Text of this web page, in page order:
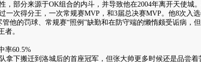
部分来源于OK组合的内斗，并导致他在2004年离开天使城
一次得分王，一次常规赛MVP，和3届总决赛MVP。他8次入选
他的罚球、常规赛“照例”缺勤和在防守端的懒惰颇受诟病，
者。
率60.5%
下搬迁到洛城后的首座冠军，但张大帅更多时候还是品尝着